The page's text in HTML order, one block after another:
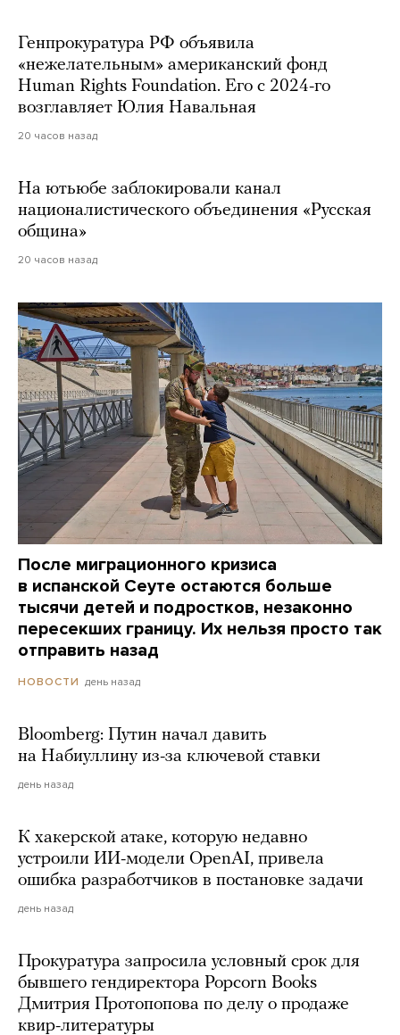
Генпрокуратура РФ объявила
«нежелательным» американский фонд
Human Rights Foundation. Его с 2024-го
возглавляет Юлия Навальная
20 часов назад
На ютьюбе заблокировали канал
националистического объединения «Русская
община»
20 часов назад
После миграционного кризиса
в испанской Сеуте остаются больше
тысячи детей и подростков, незаконно
пересекших границу. Их нельзя просто так
отправить назад
НОВОСТИ день назад
Bloomberg: Путин начал давить
на Набиуллину из-за ключевой ставки
день назад
К хакерской атаке, которую недавно
устроили ИИ-модели OpenAI, привела
ошибка разработчиков в постановке задачи
день назад
Прокуратура запросила условный срок для
бывшего гендиректора Popcorn Books
Дмитрия Протопопова по делу о продаже
квир-литературы